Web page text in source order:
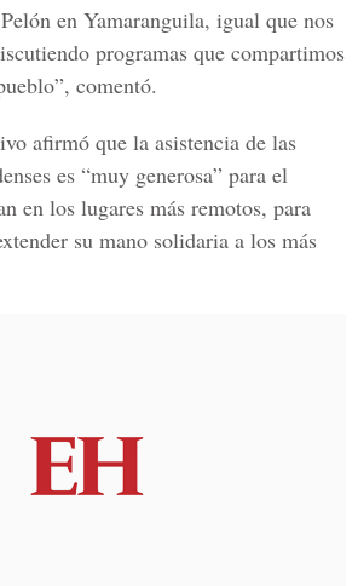
en Yamaranguila, igual que nos
programas que compartimos
comentó.
afirmó que la asistencia de las
es “muy generosa” para el
en los lugares más remotos, para
su mano solidaria a los más